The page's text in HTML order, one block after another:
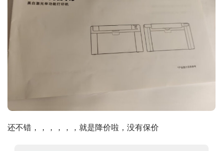
还不错，，，，，，就是降价啦，没有保价